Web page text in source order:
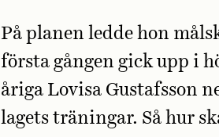
På planen ledde hon
första gången gick upp i
åriga Lovisa Gustafsson
lagets träningar. Så hur